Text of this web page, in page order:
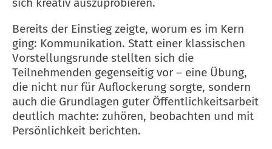
sich kreativ auszuprobieren.
Bereits der Einstieg zeigte, worum es im Kern
ging: Kommunikation. Statt einer klassischen
Vorstellungsrunde stellten sich die
Teilnehmenden gegenseitig vor – eine Übung,
die nicht nur für Auflockerung sorgte, sondern
auch die Grundlagen guter Öffentlichkeitsarbeit
deutlich machte: zuhören, beobachten und mit
Persönlichkeit berichten.